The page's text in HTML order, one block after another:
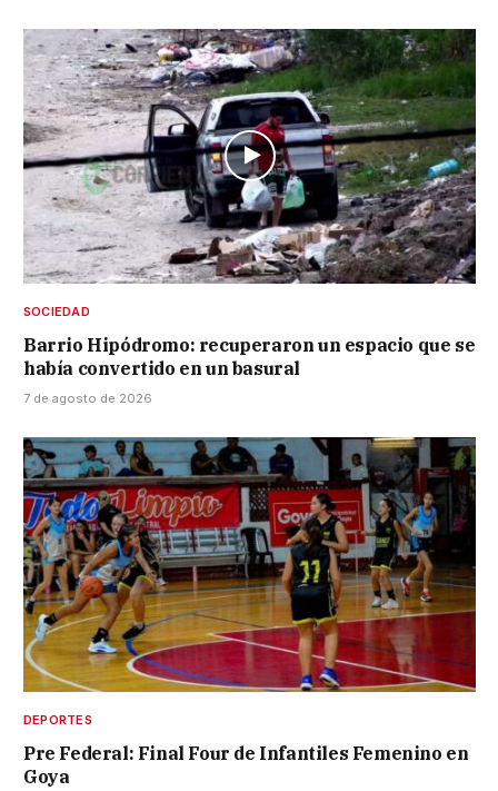
SOCIEDAD
Barrio Hipódromo: recuperaron un espacio que se
había convertido en un basural
7 de agosto de 2026
DEPORTES
Pre Federal: Final Four de Infantiles Femenino en
Goya